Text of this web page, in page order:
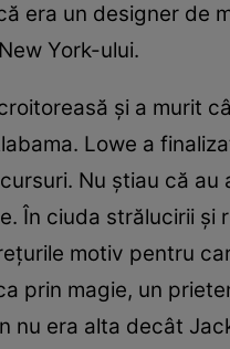
era un designer de
York-ului.
şi a murit
Lowe a
Nu ştiau că
În ciuda strălucirii
motiv pentru
prin magie, un
nu era alta decât